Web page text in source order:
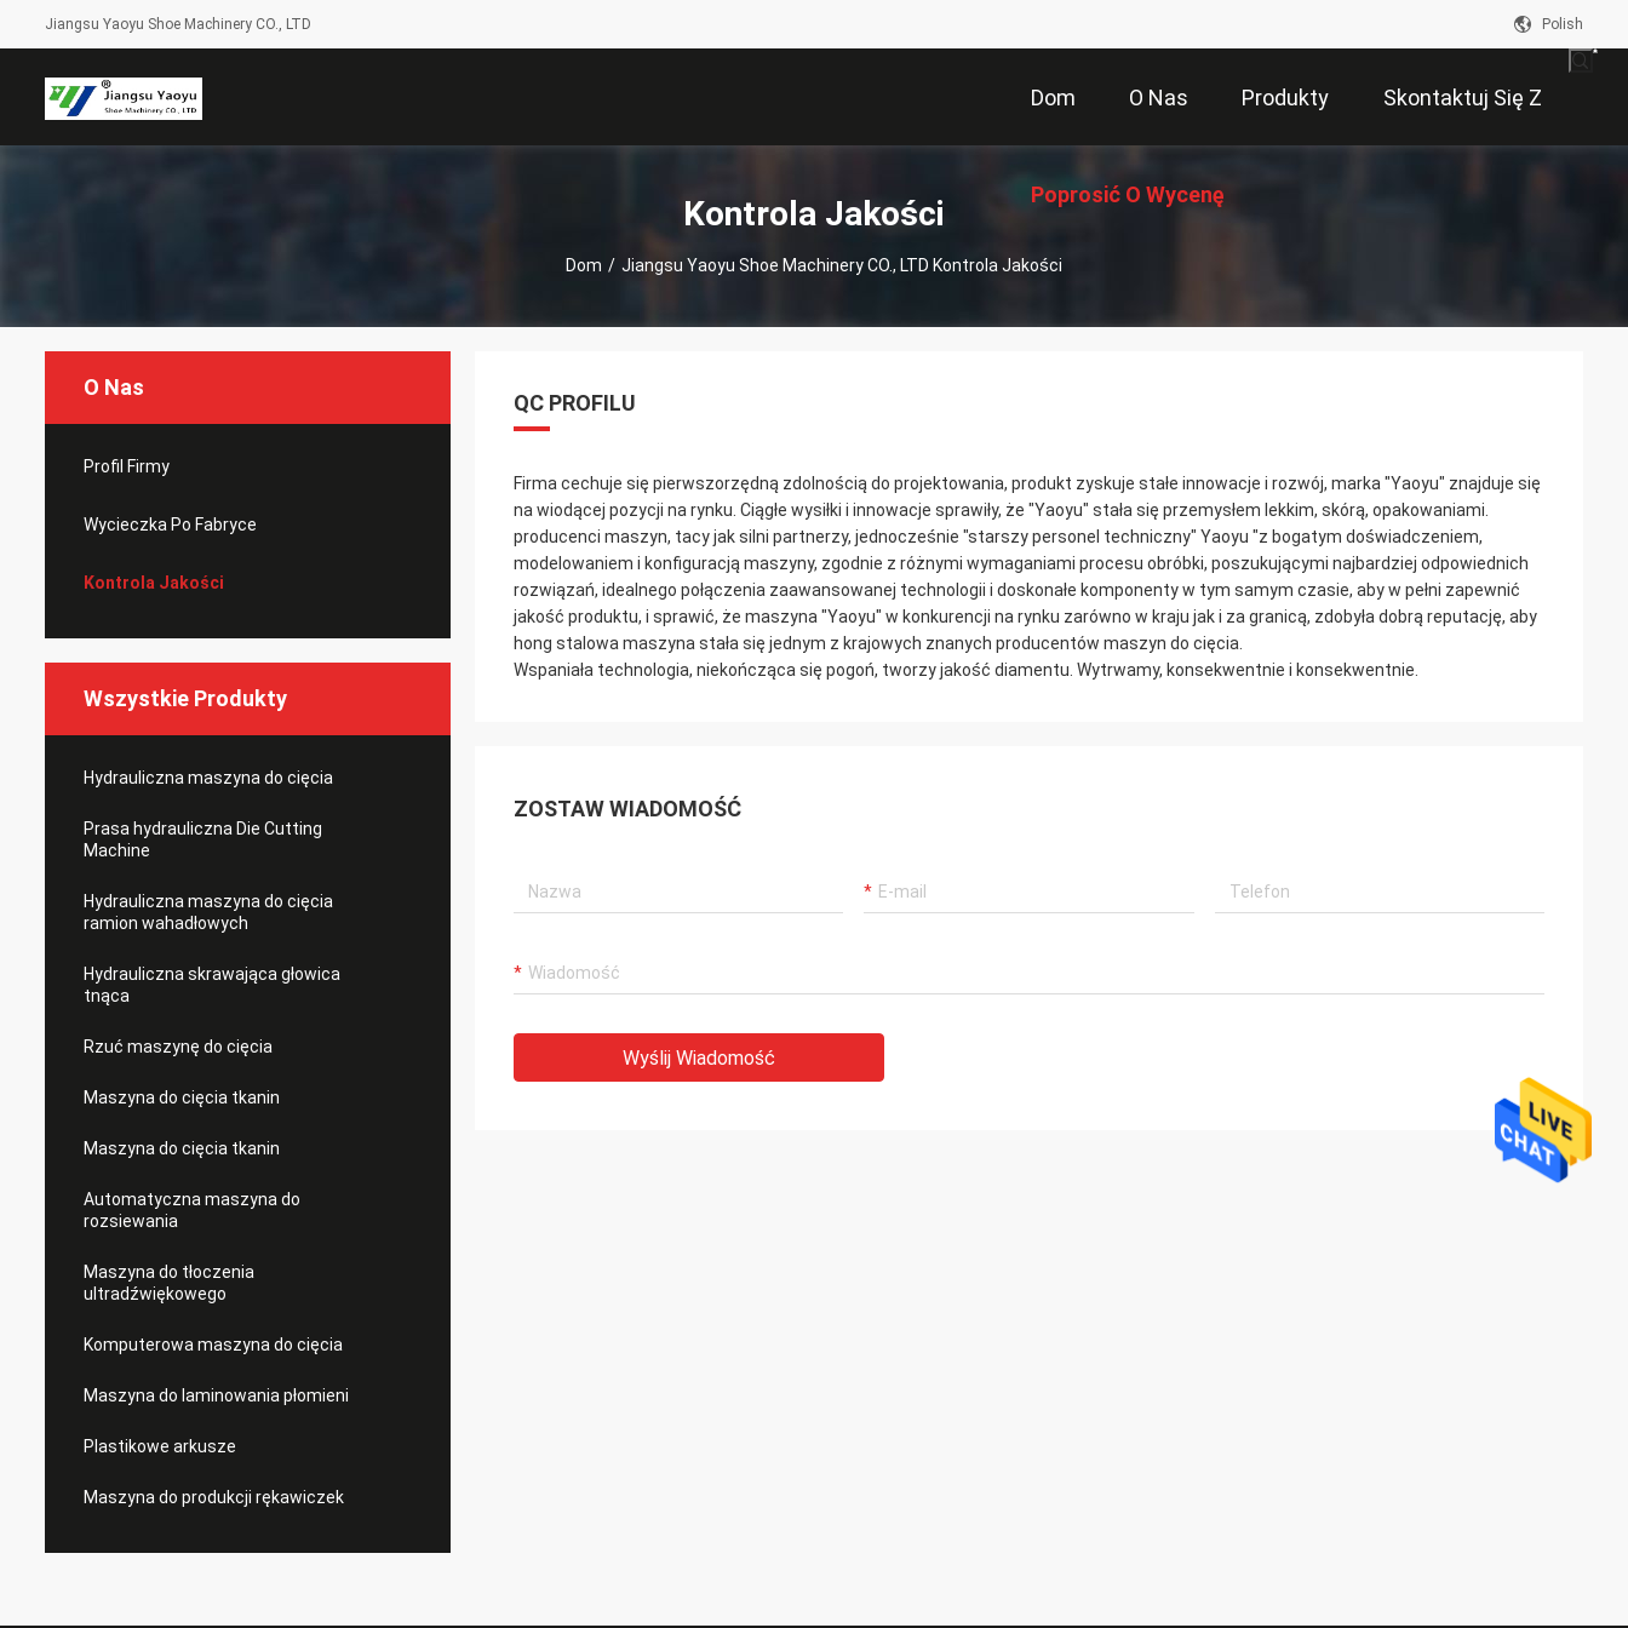
Jiangsu Yaoyu Shoe Machinery CO., LTD Polish
Dom O Nas Produkty Skontaktuj Się Z
Poprosić O Wycenę
Kontrola Jakości
Dom / Jiangsu Yaoyu Shoe Machinery CO., LTD Kontrola Jakości
O Nas
Profil Firmy
Wycieczka Po Fabryce
Kontrola Jakości
Wszystkie Produkty
Hydrauliczna maszyna do cięcia
Prasa hydrauliczna Die Cutting
Machine
Hydrauliczna maszyna do cięcia
ramion wahadłowych
Hydrauliczna skrawająca głowica
tnąca
Rzuć maszynę do cięcia
Maszyna do cięcia tkanin
Maszyna do cięcia tkanin
Automatyczna maszyna do
rozsiewania
Maszyna do tłoczenia
ultradźwiękowego
Komputerowa maszyna do cięcia
Maszyna do laminowania płomieni
Plastikowe arkusze
Maszyna do produkcji rękawiczek
QC PROFILU
Firma cechuje się pierwszorzędną zdolnością do projektowania, produkt zyskuje stałe innowacje i rozwój, marka "Yaoyu" znajduje się
na wiodącej pozycji na rynku. Ciągłe wysiłki i innowacje sprawiły, że "Yaoyu" stała się przemysłem lekkim, skórą, opakowaniami.
producenci maszyn, tacy jak silni partnerzy, jednocześnie "starszy personel techniczny" Yaoyu "z bogatym doświadczeniem,
modelowaniem i konfiguracją maszyny, zgodnie z różnymi wymaganiami procesu obróbki, poszukującymi najbardziej odpowiednich
rozwiązań, idealnego połączenia zaawansowanej technologii i doskonałe komponenty w tym samym czasie, aby w pełni zapewnić
jakość produktu, i sprawić, że maszyna "Yaoyu" w konkurencji na rynku zarówno w kraju jak i za granicą, zdobyła dobrą reputację, aby
hong stalowa maszyna stała się jednym z krajowych znanych producentów maszyn do cięcia.
Wspaniała technologia, niekończąca się pogoń, tworzy jakość diamentu. Wytrwamy, konsekwentnie i konsekwentnie.
ZOSTAW WIADOMOŚĆ
Wyślij Wiadomość